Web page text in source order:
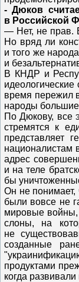
- Дюков
в Российской
— Нет, не прав.
Но вряд ли
и того же
и
В КНДР и
время пережил
народы большие
По Дюкову, все
стремятся к
представляет
националистам
адрес
и на теле
бы
Он не понимает,
были вовсе не
мировые войны,
слоны, на
не
созданные
продуктами
когда